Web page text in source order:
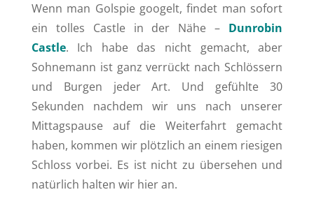
Wenn man Golspie googelt, findet man sofort
ein tolles Castle in der Nähe – Dunrobin
Castle. Ich habe das nicht gemacht, aber
Sohnemann ist ganz verrückt nach Schlössern
und Burgen jeder Art. Und gefühlte 30
Sekunden nachdem wir uns nach unserer
Mittagspause auf die Weiterfahrt gemacht
haben, kommen wir plötzlich an einem riesigen
Schloss vorbei. Es ist nicht zu übersehen und
natürlich halten wir hier an.